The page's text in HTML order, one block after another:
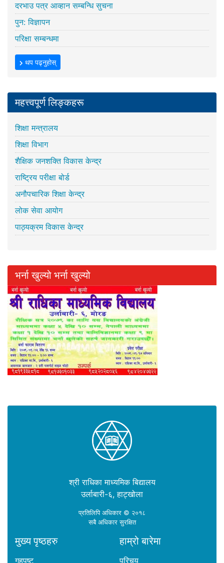
दरभाउ पत्र आव्हान सम्बन्धि सुचना
पुन: विज्ञापन
परिक्षा सम्बन्धमा
थप पढ्नुहोस्
महत्त्वपूर्ण लिङ्कहरू
शिक्षा मन्त्रालय
शिक्षा विभाग
शैक्षिक जनशक्ति विकास केन्द्र
राष्ट्रिय परीक्षा बोर्ड
अनौपचारिक शिक्षा केन्द्र
लोक सेवा आयोग
पाठ्यक्रम विकास केन्द्र
भर्ना खुल्यो भर्ना खुल्यो
श्री राधिका माध्यमिक बिद्यालय
उर्लाबारी-६, हाट्खोला
प्रतिलिपि अधिकार © २०१८
सबै अधिकार सुरक्षित
मुख्य पृष्ठहरु
गृहपृष्ट
हाम्रो बारेमा
परिचय